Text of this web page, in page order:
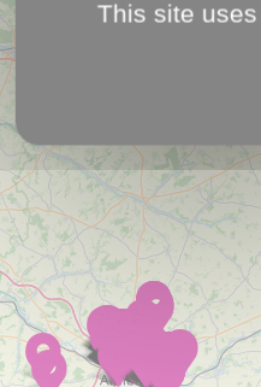
This site